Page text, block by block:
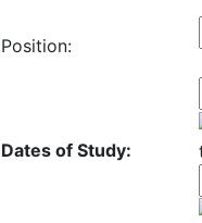
Position:
Dates of Study: